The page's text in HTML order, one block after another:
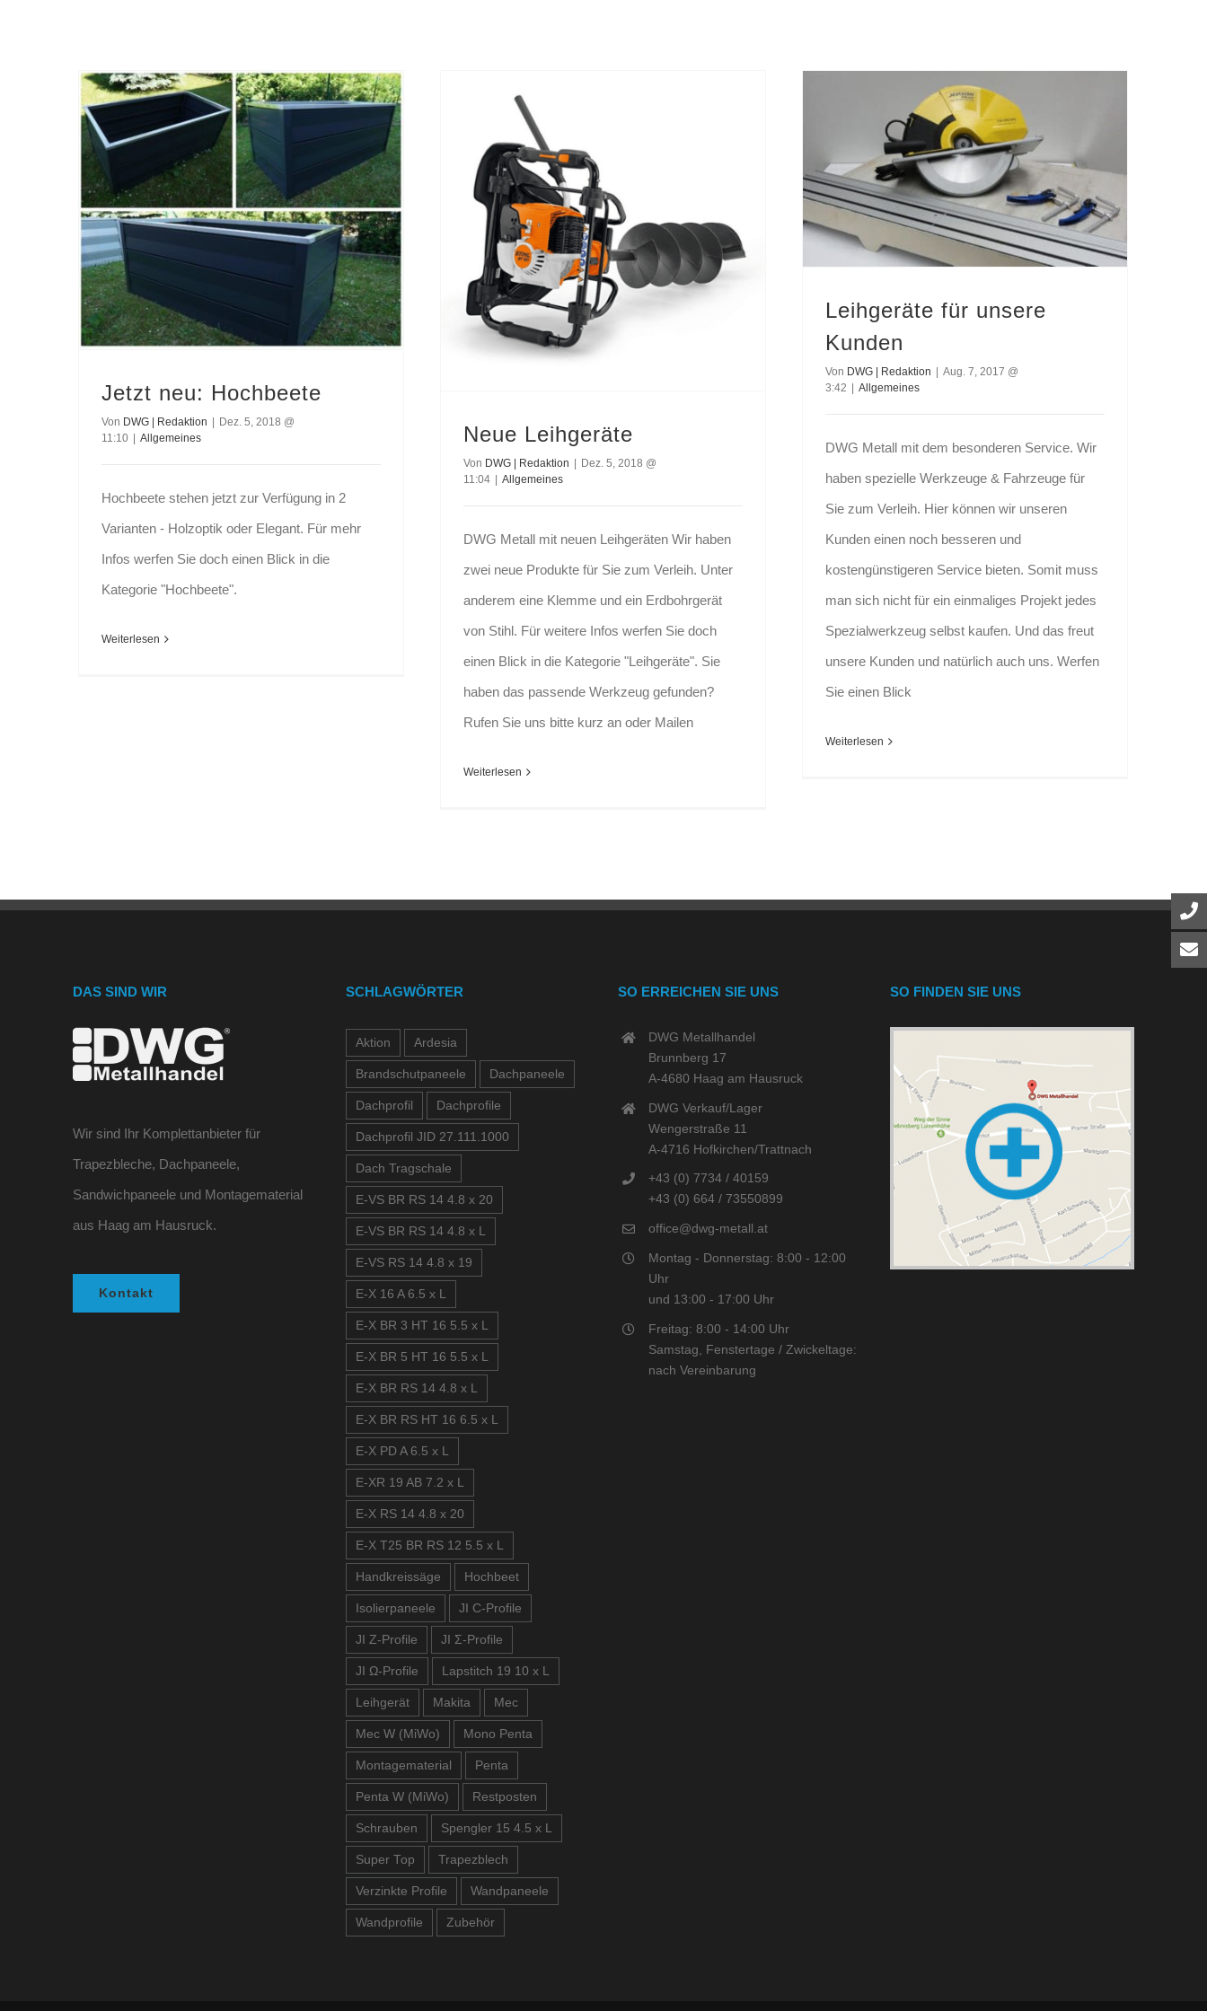
Jetzt neu: Hochbeete
Von DWG | Redaktion | Dez. 5, 2018 @
11:10 | Allgemeines
Hochbeete stehen jetzt zur Verfügung in 2
Varianten - Holzoptik oder Elegant. Für mehr
Infos werfen Sie doch einen Blick in die
Kategorie "Hochbeete".
Weiterlesen
Neue Leihgeräte
Von DWG | Redaktion | Dez. 5, 2018 @
11:04 | Allgemeines
DWG Metall mit neuen Leihgeräten Wir haben
zwei neue Produkte für Sie zum Verleih. Unter
anderem eine Klemme und ein Erdbohrgerät
von Stihl. Für weitere Infos werfen Sie doch
einen Blick in die Kategorie "Leihgeräte". Sie
haben das passende Werkzeug gefunden?
Rufen Sie uns bitte kurz an oder Mailen
Weiterlesen
Leihgeräte für unsere
Kunden
Von DWG | Redaktion | Aug. 7, 2017 @
3:42 | Allgemeines
DWG Metall mit dem besonderen Service. Wir
haben spezielle Werkzeuge & Fahrzeuge für
Sie zum Verleih. Hier können wir unseren
Kunden einen noch besseren und
kostengünstigeren Service bieten. Somit muss
man sich nicht für ein einmaliges Projekt jedes
Spezialwerkzeug selbst kaufen. Und das freut
unsere Kunden und natürlich auch uns. Werfen
Sie einen Blick
Weiterlesen
DAS SIND WIR
Wir sind Ihr Komplettanbieter für
Trapezbleche, Dachpaneele,
Sandwichpaneele und Montagematerial
aus Haag am Hausruck.
Kontakt
SCHLAGWÖRTER
Aktion Ardesia
Brandschutpaneele Dachpaneele
Dachprofil Dachprofile
Dachprofil JID 27.111.1000
Dach Tragschale
E-VS BR RS 14 4.8 x 20
E-VS BR RS 14 4.8 x L
E-VS RS 14 4.8 x 19
E-X 16 A 6.5 x L
E-X BR 3 HT 16 5.5 x L
E-X BR 5 HT 16 5.5 x L
E-X BR RS 14 4.8 x L
E-X BR RS HT 16 6.5 x L
E-X PD A 6.5 x L
E-XR 19 AB 7.2 x L
E-X RS 14 4.8 x 20
E-X T25 BR RS 12 5.5 x L
Handkreissäge Hochbeet
Isolierpaneele JI C-Profile
JI Z-Profile JI Σ-Profile
JI Ω-Profile Lapstitch 19 10 x L
Leihgerät Makita Mec
Mec W (MiWo) Mono Penta
Montagematerial Penta
Penta W (MiWo) Restposten
Schrauben Spengler 15 4.5 x L
Super Top Trapezblech
Verzinkte Profile Wandpaneele
Wandprofile Zubehör
SO ERREICHEN SIE UNS
DWG Metallhandel
Brunnberg 17
A-4680 Haag am Hausruck
DWG Verkauf/Lager
Wengerstraße 11
A-4716 Hofkirchen/Trattnach
+43 (0) 7734 / 40159
+43 (0) 664 / 73550899
office@dwg-metall.at
Montag - Donnerstag: 8:00 - 12:00
Uhr
und 13:00 - 17:00 Uhr
Freitag: 8:00 - 14:00 Uhr
Samstag, Fenstertage / Zwickeltage:
nach Vereinbarung
SO FINDEN SIE UNS